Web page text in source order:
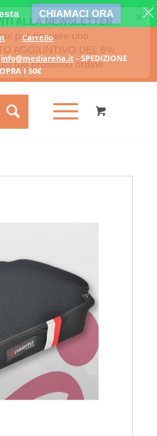
Carrello
info@mediareha.it- SPEDIZIONE
I 50€
CHIAMACI ORA